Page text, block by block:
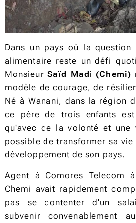
Dans un pays où la question
alimentaire reste un défi
Monsieur Saïd Madi (Chemi)
modèle de courage, de
Né à Wanani, dans la région
ce père de trois enfants
qu'avec de la volonté et
possible de transformer sa
développement de son pays.
Agent à Comores Telecom
Chemi avait rapidement
pas se contenter d'un
subvenir convenablement